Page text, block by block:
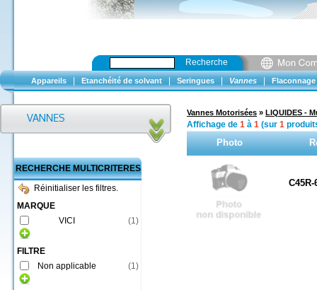
Recherche
Appareils Etanchéité de solvant Seringues Vannes Flaconnage
RECHERCHE MULTICRITERES
Réinitialiser les filtres.
MARQUE
VICI
(1)
FILTRE
Non applicable
(1)
Vannes Motorisées » LIQUIDES -
Affichage de 1 à 1 (sur 1
Photo
C45R-